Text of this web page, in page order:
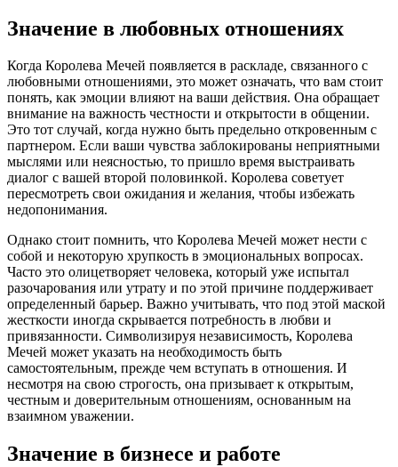
Значение в любовных отношениях
Когда Королева Мечей появляется в раскладе, связанного с
любовными отношениями, это может означать, что вам стоит
понять, как эмоции влияют на ваши действия. Она обращает
внимание на важность честности и открытости в общении.
Это тот случай, когда нужно быть предельно откровенным с
партнером. Если ваши чувства заблокированы неприятными
мыслями или неясностью, то пришло время выстраивать
диалог с вашей второй половинкой. Королева советует
пересмотреть свои ожидания и желания, чтобы избежать
недопонимания.
Однако стоит помнить, что Королева Мечей может нести с
собой и некоторую хрупкость в эмоциональных вопросах.
Часто это олицетворяет человека, который уже испытал
разочарования или утрату и по этой причине поддерживает
определенный барьер. Важно учитывать, что под этой маской
жесткости иногда скрывается потребность в любви и
привязанности. Символизируя независимость, Королева
Мечей может указать на необходимость быть
самостоятельным, прежде чем вступать в отношения. И
несмотря на свою строгость, она призывает к открытым,
честным и доверительным отношениям, основанным на
взаимном уважении.
Значение в бизнесе и работе